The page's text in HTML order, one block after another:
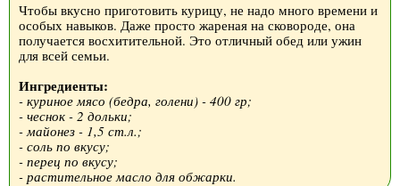
Чтобы вкусно приготовить курицу, не надо много времени и
особых навыков. Даже просто жареная на сковороде, она
получается восхитительной. Это отличный обед или ужин
для всей семьи.
Ингредиенты:
- куриное мясо (бедра, голени) - 400 гр;
- чеснок - 2 дольки;
- майонез - 1,5 ст.л.;
- соль по вкусу;
- перец по вкусу;
- растительное масло для обжарки.